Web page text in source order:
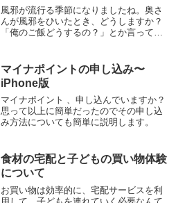
風邪が流行る季節になりましたね。奥さ
んが風邪をひいたとき、どうしますか？
「俺のご飯どうするの？」とか言ってな
話です。
マイナポイントの申し込み〜
iPhone版
マイナポイント 、申し込んでいますか？
思って以上に簡単だったのでその申し込
み方法についても簡単に説明します。
食材の宅配と子どもの買い物体験
について
お買い物は効率的に、宅配サービスを利